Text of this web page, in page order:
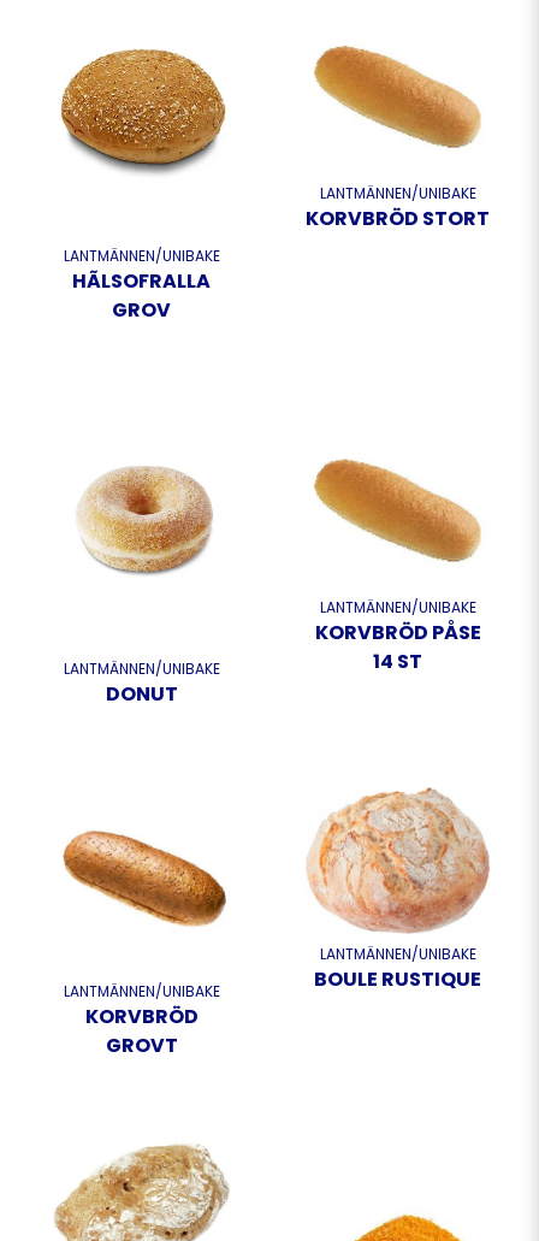
LANTMÄNNEN/UNIBAKE
HÃLSOFRALLA
GROV
LANTMÄNNEN/UNIBAKE
KORVBRÖD STORT
LANTMÄNNEN/UNIBAKE
DONUT
LANTMÄNNEN/UNIBAKE
KORVBRÖD PÅSE
14 ST
LANTMÄNNEN/UNIBAKE
KORVBRÖD
GROVT
LANTMÄNNEN/UNIBAKE
BOULE RUSTIQUE